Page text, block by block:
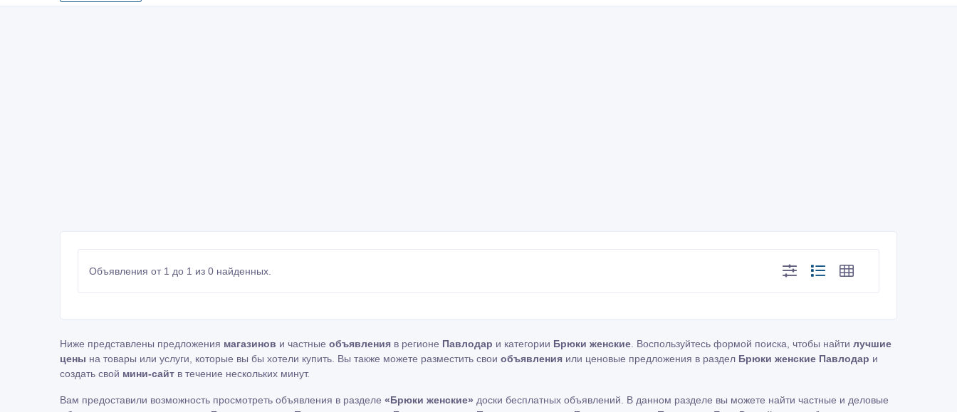
Объявления от 1 до 1 из 0 найденных.
Ниже представлены предложения магазинов и частные объявления в регионе Павлодар и категории Брюки женские. Воспользуйтесь формой поиска, чтобы найти лучшие
цены на товары или услуги, которые вы бы хотели купить. Вы также можете разместить свои объявления или ценовые предложения в раздел Брюки женские Павлодар и
создать свой мини-сайт в течение нескольких минут.
Вам предоставили возможность просмотреть объявления в разделе «Брюки женские» доски бесплатных объявлений. В данном разделе вы можете найти частные и деловые